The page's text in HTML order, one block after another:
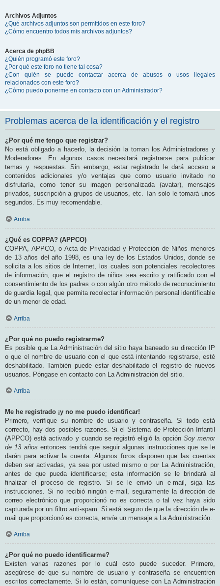
Archivos Adjuntos
¿Qué archivos adjuntos son permitidos en este foro?
¿Cómo encuentro todos mis archivos adjuntos?
Acerca de phpBB
¿Quién programó este foro?
¿Por qué este foro no tiene tal cosa?
¿Con quién se puede contactar acerca de abusos o usos ilegales
relacionados con este foro?
¿Cómo puedo ponerme en contacto con un Administrador?
Problemas acerca de la identificación y el registro
¿Por qué me tengo que registrar?
No está obligado a hacerlo, la decisión la toman los Administradores y
Moderadores. En algunos casos necesitará registrarse para publicar
temas y respuestas. Sin embargo, estar registrado le dará acceso a
contenidos adicionales y/o ventajas que como usuario invitado no
disfrutaría, como tener su imagen personalizada (avatar), mensajes
privados, suscripción a grupos de usuarios, etc. Tan solo le tomará unos
segundos. Es muy recomendable.
Arriba
¿Qué es COPPA? (APPCO)
COPPA, APPCO, o Acta de Privacidad y Protección de Niños menores
de 13 años del año 1998, es una ley de los Estados Unidos, donde se
solicita a los sitios de Internet, los cuales son potenciales recolectores
de información, que el registro de niños sea escrito y ratificado con el
consentimiento de los padres o con algún otro método de reconocimiento
de guardia legal, que permita recolectar información personal identificable
de un menor de edad.
Arriba
¿Por qué no puedo registrarme?
Es posible que La Administración del sitio haya baneado su dirección IP
o que el nombre de usuario con el que está intentando registrarse, esté
deshabilitado. También puede estar deshabilitado el registro de nuevos
usuarios. Póngase en contacto con La Administración del sitio.
Arriba
Me he registrado ¡y no me puedo identificar!
Primero, verifique su nombre de usuario y contraseña. Si todo está
correcto, hay dos posibles razones. Si el Sistema de Protección Infantil
(APPCO) está activado y cuando se registró eligió la opción Soy menor
de 13 años entonces tendrá que seguir algunas instrucciones que se le
darán para activar la cuenta. Algunos foros disponen que las cuentas
deben ser activadas, ya sea por usted mismo o por La Administración,
antes de que pueda identificarse; esta información se le brindará al
finalizar el proceso de registro. Si se le envió un e-mail, siga las
instrucciones. Si no recibió ningún e-mail, seguramente la dirección de
correo electrónico que proporcionó no es correcta o tal vez haya sido
capturada por un filtro anti-spam. Si está seguro de que la dirección de e-
mail que proporcionó es correcta, envíe un mensaje a La Administración.
Arriba
¿Por qué no puedo identificarme?
Existen varias razones por lo cuál esto puede suceder. Primero,
asegúrese de que su nombre de usuario y contraseña se encuentren
escritos correctamente. Si lo están, comuníquese con La Administración